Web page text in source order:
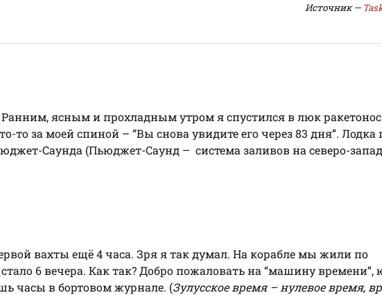
Источник —
ясным и прохладным утром я спустился в люк
то за моей спиной – “Вы снова увидите его через 83 дня”.
Саунда (Пьюджет-Саунд – система заливов на северо-
вахты ещё 4 часа. Зря я так думал. На корабле мы жили по
6 вечера. Как так? Добро пожаловать на “машину
часы в бортовом журнале. (Зулусское время – нулевое время,